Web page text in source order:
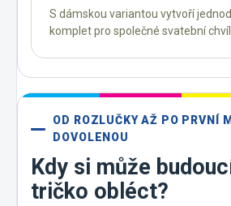
S dámskou variantou vytvoří
komplet pro společné svatební
OD ROZLUČKY AŽ PO PRVNÍ
DOVOLENOU
Kdy si může
tričko obléct?